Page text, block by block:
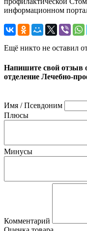
информационном
Ещё никто не оставил
Напишите свой отзыв
отделение Лечебно-
Имя / Псевдоним
Плюсы
Минусы
Комментарий